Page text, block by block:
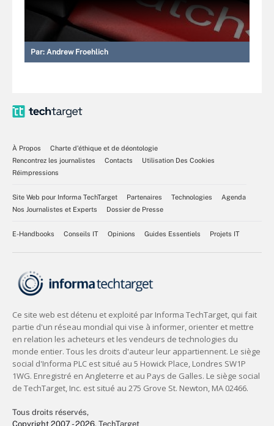
Par: Andrew Froehlich
À Propos
Charte d’éthique et de déontologie
Rencontrez les journalistes
Contacts
Utilisation Des Cookies
Réimpressions
Site Web pour Informa TechTarget Partenaires Technologies
Agenda
Nos Journalistes et Experts
Dossier de Presse
E-Handbooks Conseils IT Opinions Guides Essentiels Projets IT
Tous droits réservés,
Copyright 2007 - 2026, TechTarget